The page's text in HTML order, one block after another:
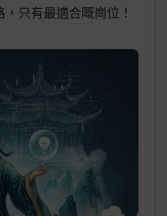
只有最適合嘅崗位！